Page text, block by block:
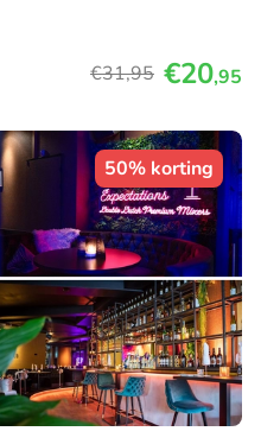
€31,95 €20,95
50% korting